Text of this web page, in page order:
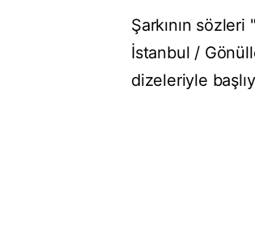
Şarkının
İstanbul /
dizeleriyle